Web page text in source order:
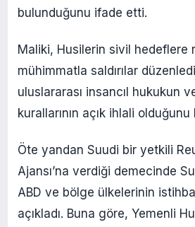
bulunduğunu ifade etti.
Maliki, Husilerin sivil hedeflere
mühimmatla saldırılar
uluslararası insancıl hukukun
kurallarının açık ihlali
Öte yandan Suudi bir yetkili
Ajansı’na verdiği demecinde
ABD ve bölge ülkelerinin
açıkladı. Buna göre, Yemenli